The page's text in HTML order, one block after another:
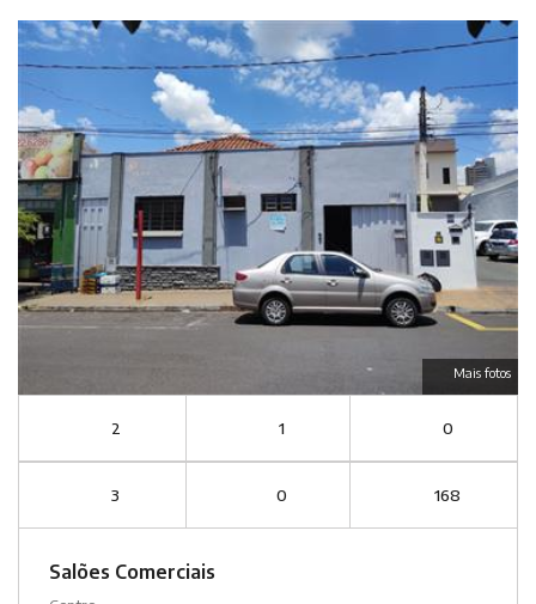
Mais fotos
2 1 0
3 0 168
Salões Comerciais